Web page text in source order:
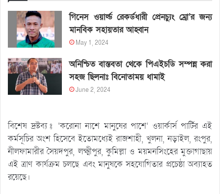
গিনেস ওয়ার্ল্ড রেকর্ডধারী প্রেনচ্যুং ম্রো’র জন্য
মানবিক সহায়তার আহ্বান
May 1, 2024
অনিশ্চিত বাস্তবতা থেকে পিএইচডি সম্পন্ন করা
সহজ ছিলনাঃ বিনোতাময় ধামাই
June 2, 2024
বিশেষ দ্রষ্টব্য ঃ ‘করোনা নাশে মানুষের পাশে’ ওয়ার্কার্স পার্টির এই
কর্মসূচির অংশ হিসেবে ইতোমধ্যেই রাজশাহী, খুলনা, নড়াইল, রংপুর,
নীলফামারীর সৈয়দপুর, লক্ষ্মীপুর, কুমিল্লা ও ময়মনসিংহের মুক্তাগাছায়
এই ত্রাণ কার্যক্রম চলছে এবং মানুষকে সহযোগিতার প্রচেষ্ঠা অব্যাহত
রয়েছে।